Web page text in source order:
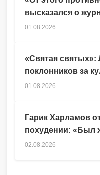
Гарик Харламов
похудении: «Был
02.08.2026
высказался о
01.08.2026
«Святая святых»:
поклонников за
01.08.2026